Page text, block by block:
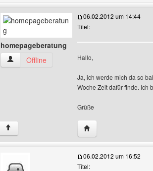
homepageberatung
homepageberatung Benutzer-Profile anzeigen
Offline
06.02.2012 um 14:44
Titel:
Hallo,
Ja, ich werde mich da so
Woche Zeit dafür finde. Ich
Grüße
↑ Website dieses
06.02.2012 um 16:52
Titel: